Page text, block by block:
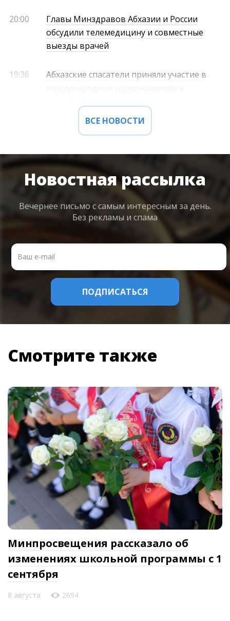
20:00
Главы Минздравов Абхазии и России
обсудили телемедицину и совместные
выезды врачей
19:36
Абхазские спасатели приняли участие в
ВСЕ НОВОСТИ
Новостная рассылка
Вечернее письмо с самым интересным за день.
Без рекламы и спама
Смотрите также
Минпросвещения рассказало об
изменениях школьной программы с 1
сентября
8 августа 2694